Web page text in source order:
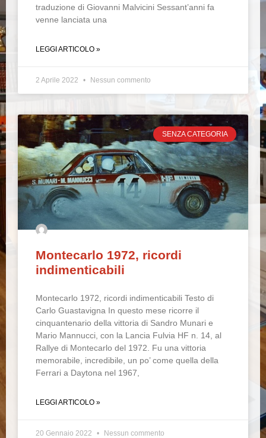
traduzione di Giovanni Malvicini Sessant’anni fa
venne lanciata una
LEGGI ARTICOLO »
2 Aprile 2022 Nessun commento
SENZA CATEGORIA
Montecarlo 1972, ricordi
indimenticabili
Montecarlo 1972, ricordi indimenticabili Testo di
Carlo Guastavigna In questo mese ricorre il
cinquantenario della vittoria di Sandro Munari e
Mario Mannucci, con la Lancia Fulvia HF n. 14, al
Rallye di Montecarlo del 1972. Fu una vittoria
memorabile, incredibile, un po’ come quella della
Ferrari a Daytona nel 1967,
LEGGI ARTICOLO »
20 Gennaio 2022 Nessun commento